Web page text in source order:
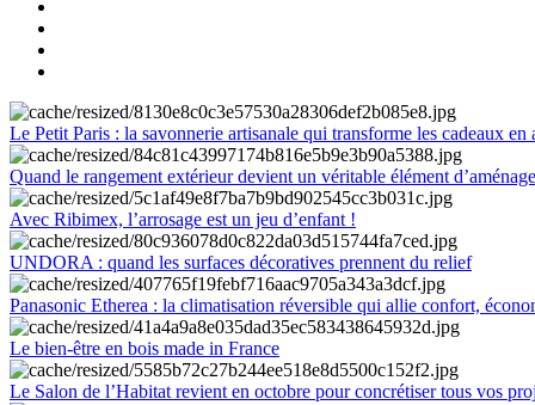
Le Petit Paris : la savonnerie artisanale qui transforme les cadeaux en
Quand le rangement extérieur devient un véritable élément
Avec Ribimex, l’arrosage est un jeu d’enfant !
UNDORA : quand les surfaces décoratives prennent du relief
Panasonic Etherea : la climatisation réversible qui allie confort,
Le bien-être en bois made in France
Le Salon de l’Habitat revient en octobre pour concrétiser tous vos